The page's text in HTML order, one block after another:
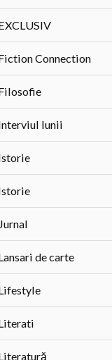
Connection
lunii
Jurnal
de carte